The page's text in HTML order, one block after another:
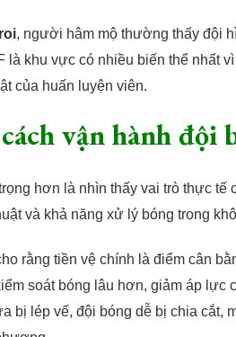
, người hâm mộ thường thấy đội
là khu vực có nhiều biến thể nhất
của huấn luyện viên.
vận hành đội
hơn là nhìn thấy vai trò thực tế
và khả năng xử lý bóng trong
rằng tiền vệ chính là điểm cân
soát bóng lâu hơn, giảm áp lực
bị lép vế, đội bóng dễ bị chia cắt,